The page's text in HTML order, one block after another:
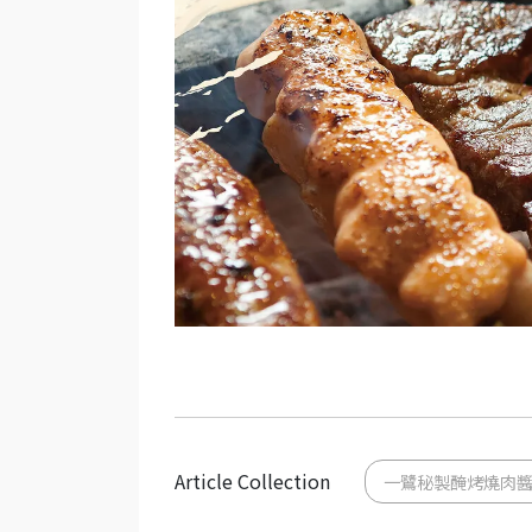
Article Collection 一鷺秘製醃烤燒肉醬